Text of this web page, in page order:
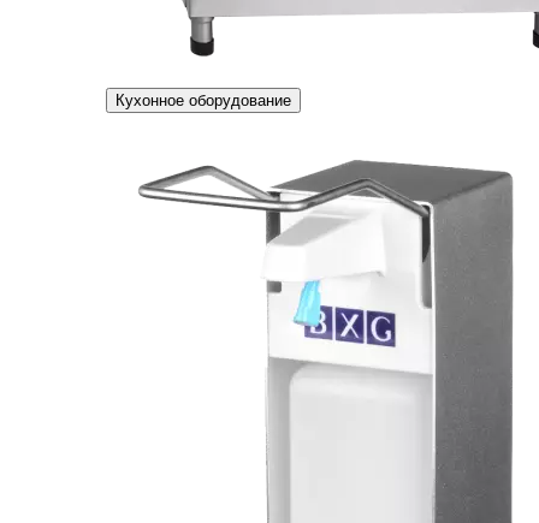
Кухонное оборудование